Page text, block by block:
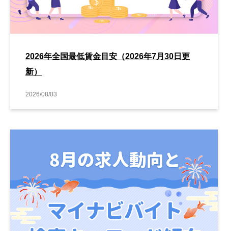
2026年全国最低賃金目安（2026年7月30日更
新）
2026/08/03